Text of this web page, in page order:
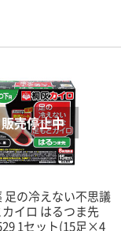
足の冷えない不思議
イロ はるつま先
1セット(15足×4